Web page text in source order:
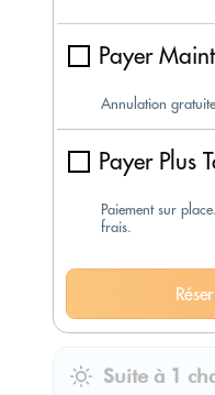
Payer
Annulation
Payer Plus
Paiement sur
frais.
Suite à 1